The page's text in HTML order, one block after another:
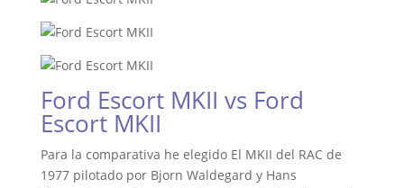
Ford Escort MKII vs Ford
Escort MKII
Para la comparativa he elegido El MKII del RAC de
1977 pilotado por Bjorn Waldegard y Hans